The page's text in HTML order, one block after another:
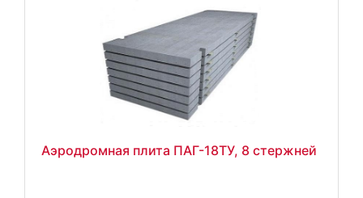
Аэродромная плита ПАГ-18ТУ, 8 стержней